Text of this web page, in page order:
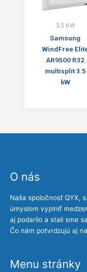
3.5 KW
Samsung
WindFree
AR9500 R32
multisplit 3.5
kW
O nás
Naša spoločnosť QYX,
úmyslom vyplniť
aj podarilo a stali sme
Čo nám potvrdzujú aj
Menu stránky